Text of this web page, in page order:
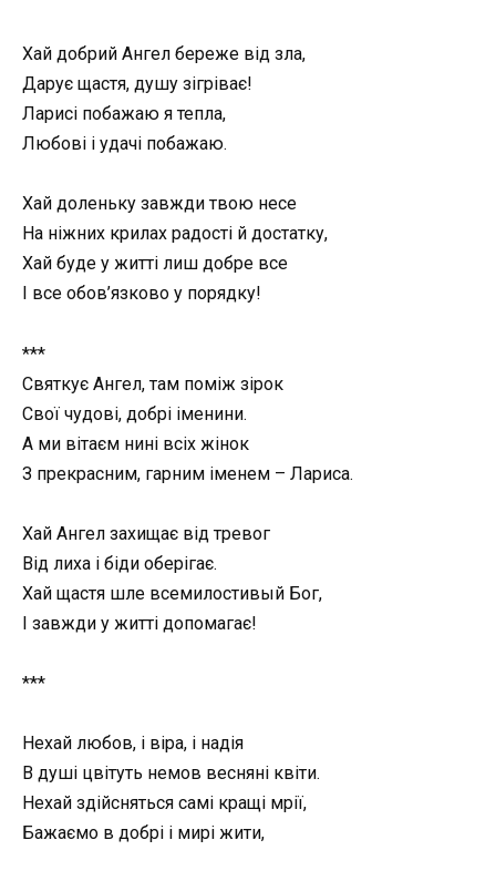
Хай добрий Ангел береже від зла,
Дарує щастя, душу зігріває!
Ларисі побажаю я тепла,
Любові і удачі побажаю.
Хай доленьку завжди твою несе
На ніжних крилах радості й достатку,
Хай буде у житті лиш добре все
І все обов’язково у порядку!
***
Святкує Ангел, там поміж зірок
Свої чудові, добрі іменини.
А ми вітаєм нині всіх жінок
З прекрасним, гарним іменем – Лариса.
Хай Ангел захищає від тревог
Від лиха і біди оберігає.
Хай щастя шле всемилостивый Бог,
І завжди у житті допомагає!
***
Нехай любов, і віра, і надія
В душі цвітуть немов весняні квіти.
Нехай здійсняться самі кращі мрії,
Бажаємо в добрі і мирі жити,